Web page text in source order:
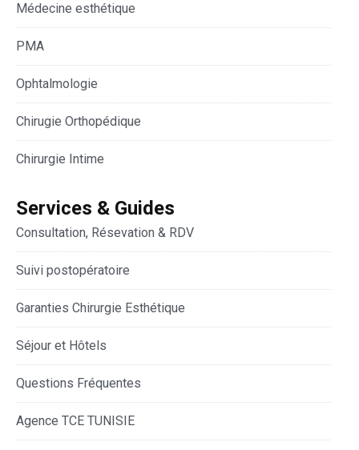
Médecine esthétique
PMA
Ophtalmologie
Chirugie Orthopédique
Chirurgie Intime
Services & Guides
Consultation, Résevation & RDV
Suivi postopératoire
Garanties Chirurgie Esthétique
Séjour et Hôtels
Questions Fréquentes
Agence TCE TUNISIE